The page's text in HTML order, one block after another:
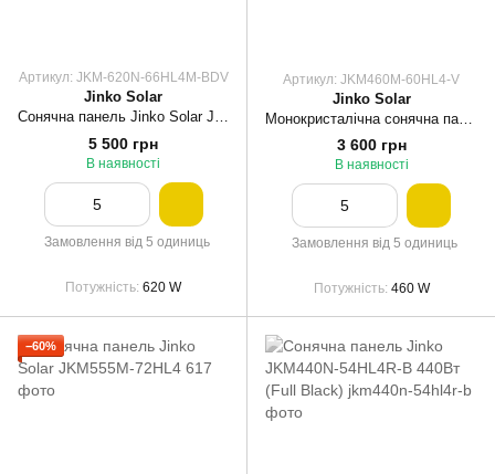
Артикул: JKM-620N-66HL4M-BDV
Jinko Solar
Сонячна панель Jinko Solar JKM-620N-66HL4M-BDV Bifacial 620 Вт
5 500 грн
В наявності
Замовлення від 5 одиниць
Потужність 620 W
Артикул: JKM460M-60HL4-V
Jinko Solar
3 600 грн
В наявності
Замовлення від 5 одиниць
Потужність 460 W
−60%